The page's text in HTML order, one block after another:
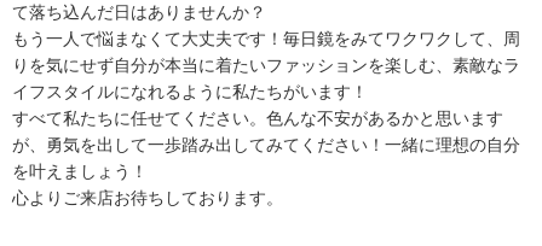
て落ち込んだ日はありませんか？
もう一人で悩まなくて大丈夫です！毎日鏡をみてワクワクして、周
りを気にせず自分が本当に着たいファッションを楽しむ、素敵なラ
イフスタイルになれるように私たちがいます！
すべて私たちに任せてください。色んな不安があるかと思います
が、勇気を出して一歩踏み出してみてください！一緒に理想の自分
を叶えましょう！
心よりご来店お待ちしております。